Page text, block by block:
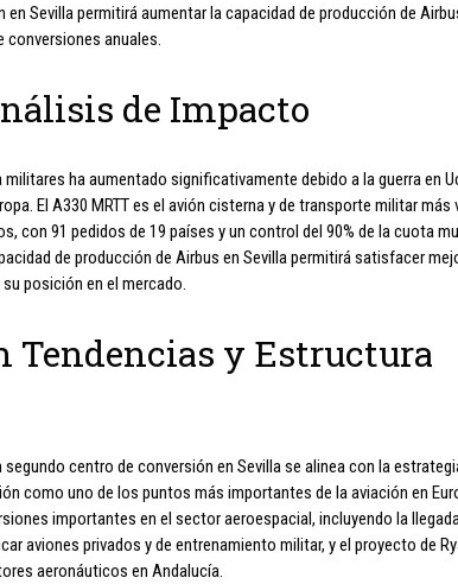
Sevilla permitirá aumentar la capacidad de producción de
conversiones anuales.
de Impacto
ha aumentado significativamente debido a la guerra en
El A330 MRTT es el avión cisterna y de transporte militar más
con 91 pedidos de 19 países y un control del 90% de la cuota
de producción de Airbus en Sevilla permitirá satisfacer
posición en el mercado.
Tendencias y Estructura
segundo centro de conversión en Sevilla se alinea con la
como uno de los puntos más importantes de la aviación en
importantes en el sector aeroespacial, incluyendo la
aviones privados y de entrenamiento militar, y el proyecto de
aeronáuticos en Andalucía.